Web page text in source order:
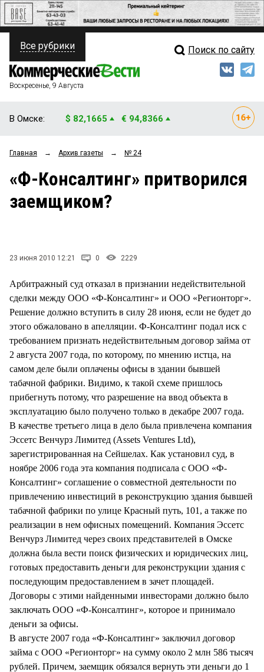
ПОЛИТИКА
ФИНАНСЫ
ОБЩЕСТВО
ЗАКОН
НОВОСТИ КОМПАНИЙ
Свежий выпуск
Рейтинги
Все рубрики Поиск по сайту
Воскресенье, 9 Августа
В Омске: $ 82,1665 € 94,8366
Главная → Архив газеты → № 24
«Ф-Консалтинг» притворился
заемщиком?
23 июня 2010 12:21 0 2229
Арбитражный суд отказал в признании недействительной
сделки между ООО «Ф-Консалтинг» и ООО «Регионторг».
Решение должно вступить в силу 28 июня, если не будет до
этого обжаловано в апелляции. Ф-Консалтинг подал иск с
требованием признать недействительным договор займа от
2 августа 2007 года, по которому, по мнению истца, на
самом деле были оплачены офисы в здании бывшей
табачной фабрики. Видимо, к такой схеме пришлось
прибегнуть потому, что разрешение на ввод объекта в
эксплуатацию было получено только в декабре 2007 года.
В качестве третьего лица в дело была привлечена компания
Эссетс Венчурз Лимитед (Assets Ventures Ltd),
зарегистрированная на Сейшелах. Как установил суд, в
ноябре 2006 года эта компания подписала с ООО «Ф-
Консалтинг» соглашение о совместной деятельности по
привлечению инвестиций в реконструкцию здания бывшей
табачной фабрики по улице Красный путь, 101, а также по
реализации в нем офисных помещений. Компания Эссетс
Венчурз Лимитед через своих представителей в Омске
должна была вести поиск физических и юридических лиц,
готовых предоставить деньги для реконструкции здания с
последующим предоставлением в зачет площадей.
Договоры с этими найденными инвесторами должно было
заключать ООО «Ф-Консалтинг», которое и принимало
деньги за офисы.
В августе 2007 года «Ф-Консалтинг» заключил договор
займа с ООО «Регионторг» на сумму около 2 млн 586 тысяч
рублей. Причем, заемщик обязался вернуть эти деньги до 1